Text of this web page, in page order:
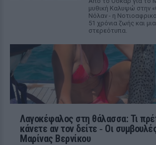
μυθική Καλυψώ στην
Νόλαν - η
51 χρόνια ζωής και
στερεότυπα.
Λαγοκέφαλος στη θάλασσα: Τι
κάνετε αν τον δείτε ‑ Οι
Μαρίνας Βερνίκου